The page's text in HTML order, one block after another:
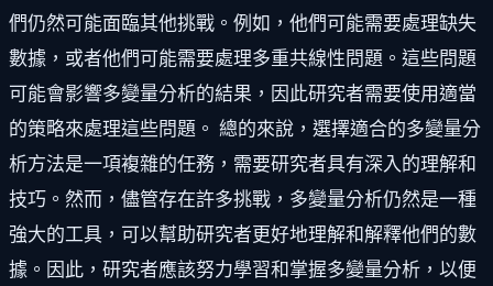
們仍然可能面臨其他挑戰。例如，他們可能需要處理缺失
數據，或者他們可能需要處理多重共線性問題。這些問題
可能會影響多變量分析的結果，因此研究者需要使用適當
的策略來處理這些問題。 總的來說，選擇適合的多變量分
析方法是一項複雜的任務，需要研究者具有深入的理解和
技巧。然而，儘管存在許多挑戰，多變量分析仍然是一種
強大的工具，可以幫助研究者更好地理解和解釋他們的數
據。因此，研究者應該努力學習和掌握多變量分析，以便